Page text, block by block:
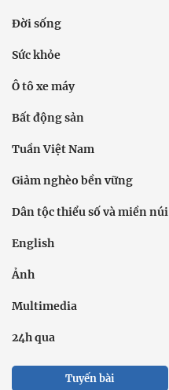
Đời sống
Sức khỏe
Ô tô xe máy
Bất động sản
Tuần Việt Nam
Giảm nghèo bền vững
Dân tộc thiểu số và miền núi
English
Ảnh
Multimedia
24h qua
Tuyến bài